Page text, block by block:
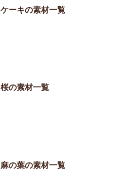
ケーキの素材一覧
桜の素材一覧
麻の葉の素材一覧